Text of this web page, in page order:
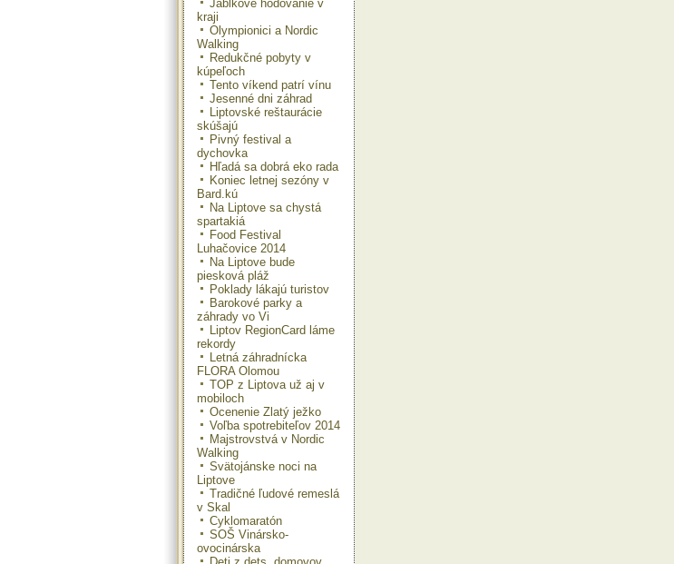
Jablkové hodovanie v
kraji
Olympionici a Nordic
Walking
Redukčné pobyty v
kúpeľoch
Tento víkend patrí vínu
Jesenné dni záhrad
Liptovské reštaurácie
skúšajú
Pivný festival a
dychovka
Hľadá sa dobrá eko rada
Koniec letnej sezóny v
Bard.kú
Na Liptove sa chystá
spartakiá
Food Festival
Luhačovice 2014
Na Liptove bude
piesková pláž
Poklady lákajú turistov
Barokové parky a
záhrady vo Vi
Liptov RegionCard láme
rekordy
Letná záhradnícka
FLORA Olomou
TOP z Liptova už aj v
mobiloch
Ocenenie Zlatý ježko
Voľba spotrebiteľov 2014
Majstrovstvá v Nordic
Walking
Svätojánske noci na
Liptove
Tradičné ľudové remeslá
v Skal
Cyklomaratón
SOŠ Vinársko-
ovocinárska